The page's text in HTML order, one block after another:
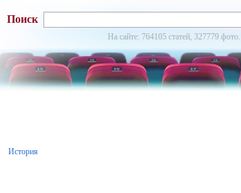
Поиск
На сайте: 764105 статей, 327779 фото.
История